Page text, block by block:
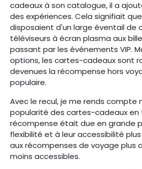
cadeaux à son catalogue, il a
des expériences. Cela signifiait
disposaient d'un large éventail de
téléviseurs à écran plasma aux
passant par les événements VIP.
options, les cartes-cadeaux sont
devenues la récompense hors
populaire.
Avec le recul, je me rends compte
popularité des cartes-cadeaux
récompense était due en grande
flexibilité et à leur accessibilité
aux récompenses de voyage plus
moins accessibles.